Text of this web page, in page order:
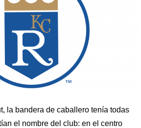
la bandera de caballero tenía todas
el nombre del club: en el centro